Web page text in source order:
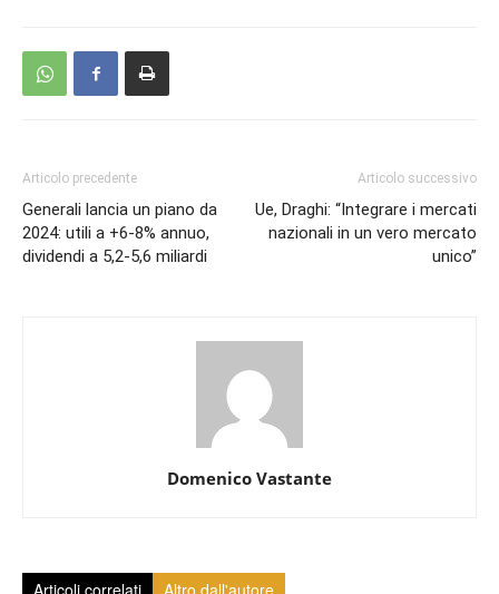
Articolo precedente
Generali lancia un piano da
2024: utili a +6-8% annuo,
dividendi a 5,2-5,6 miliardi
Articolo successivo
Ue, Draghi: “Integrare i mercati
nazionali in un vero mercato
unico”
Domenico Vastante
Articoli correlati Altro dall'autore